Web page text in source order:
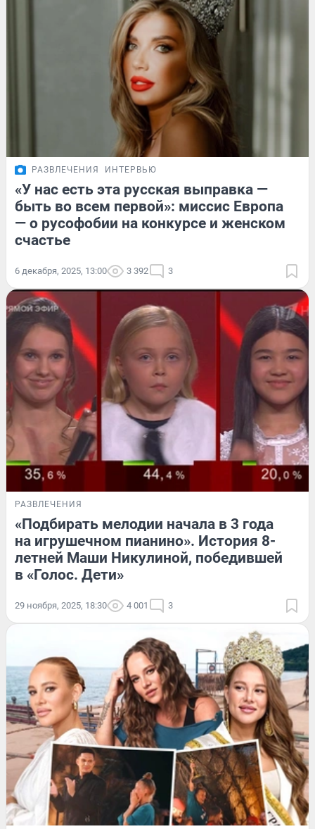
РАЗВЛЕЧЕНИЯ ИНТЕРВЬЮ
«У нас есть эта русская выправка —
быть во всем первой»: миссис Европа
— о русофобии на конкурсе и женском
счастье
6 декабря, 2025, 13:00 3 392 3
РАЗВЛЕЧЕНИЯ
«Подбирать мелодии начала в 3 года
на игрушечном пианино». История 8-
летней Маши Никулиной, победившей
в «Голос. Дети»
29 ноября, 2025, 18:30 4 001 3